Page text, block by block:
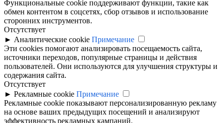
Функциональные cookie поддерживают функции, такие как
обмен контентом в соцсетях, сбор отзывов и использование
сторонних инструментов.
Отсутствует
► Аналитические cookie Примечание
Эти cookies помогают анализировать посещаемость сайта,
источники переходов, популярные страницы и действия
пользователей. Они используются для улучшения структуры и
содержания сайта.
Отсутствует
► Рекламные cookie Примечание
Рекламные cookie показывают персонализированную рекламу
на основе ваших предыдущих посещений и анализируют
эффективность рекламных кампаний.